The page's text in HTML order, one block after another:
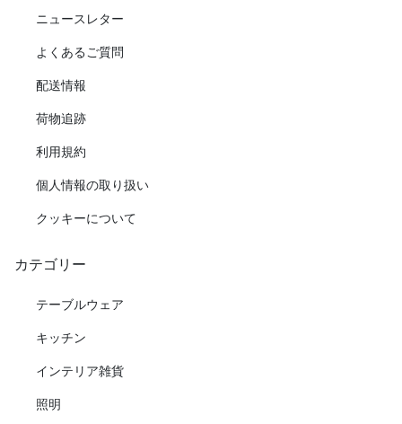
ニュースレター
よくあるご質問
配送情報
荷物追跡
利用規約
個人情報の取り扱い
クッキーについて
カテゴリー
テーブルウェア
キッチン
インテリア雑貨
照明